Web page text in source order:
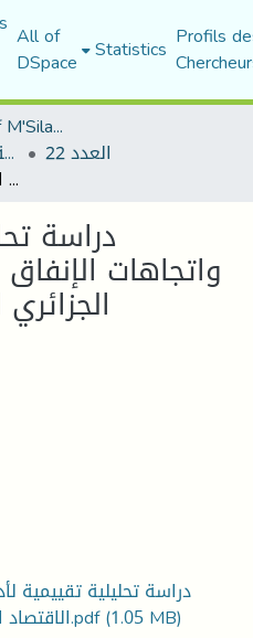
All of
DSpace Statistics Profils
Scientific Journals of M'Sila University
مجلة العلوم الاقتصادية والتسيير والعلوم التجارية العدد 22
دراسة تحليلية تقييمية لأداء واتجاهات الإنفاق العام في الاقتصاد الجزائري للفترة 1990-2016
دراسة
واتجاهات
الجزائري
دراسة تحليلية تقييمية
الاقتصاد الجزائري للفترة 1990-2016 (1).pdf(1.05 MB)